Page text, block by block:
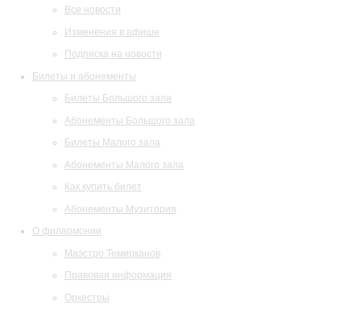
Все новости
Изменения в афише
Подписка на новости
Билеты и абонементы
Билеты Большого зала
Абонементы Большого зала
Билеты Малого зала
Абонементы Малого зала
Как купить билет
Абонементы Музитория
О филармонии
Маэстро Темирканов
Правовая информация
Оркестры